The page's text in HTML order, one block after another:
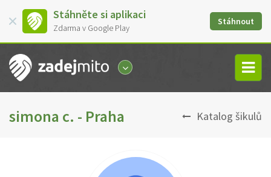
Stáhněte si aplikaci
Zdarma v Google Play
Stáhnout
simona c. - Praha Katalog šikulů